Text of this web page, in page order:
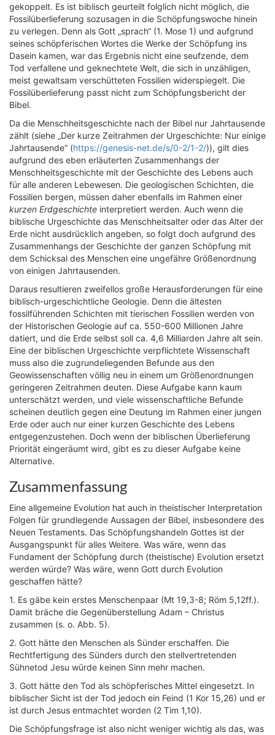
gekoppelt. Es ist biblisch geurteilt folglich nicht möglich, die
Fossilüberlieferung sozusagen in die Schöpfungswoche hinein
zu verlegen. Denn als Gott „sprach“ (1. Mose 1) und aufgrund
seines schöpferischen Wortes die Werke der Schöpfung ins
Dasein kamen, war das Ergebnis nicht eine seufzende, dem
Tod verfallene und geknechtete Welt, die sich in unzähligen,
meist gewaltsam verschütteten Fossilien widerspiegelt. Die
Fossilüberlieferung passt nicht zum Schöpfungsbericht der
Bibel.
Da die Menschheitsgeschichte nach der Bibel nur Jahrtausende
zählt (siehe „Der kurze Zeitrahmen der Urgeschichte: Nur einige
Jahrtausende“ (https://genesis-net.de/s/0-2/1-2/)), gilt dies
aufgrund des eben erläuterten Zusammenhangs der
Menschheitsgeschichte mit der Geschichte des Lebens auch
für alle anderen Lebewesen. Die geologischen Schichten, die
Fossilien bergen, müssen daher ebenfalls im Rahmen einer
kurzen Erdgeschichte interpretiert werden. Auch wenn die
biblische Urgeschichte das Menschheitsalter oder das Alter der
Erde nicht ausdrücklich angeben, so folgt doch aufgrund des
Zusammenhangs der Geschichte der ganzen Schöpfung mit
dem Schicksal des Menschen eine ungefähre Größenordnung
von einigen Jahrtausenden.
Daraus resultieren zweifellos große Herausforderungen für eine
biblisch-urgeschichtliche Geologie. Denn die ältesten
fossilführenden Schichten mit tierischen Fossilien werden von
der Historischen Geologie auf ca. 550-600 Millionen Jahre
datiert, und die Erde selbst soll ca. 4,6 Milliarden Jahre alt sein.
Eine der biblischen Urgeschichte verpflichtete Wissenschaft
muss also die zugrundeliegenden Befunde aus den
Geowissenschaften völlig neu in einem um Größenordnungen
geringeren Zeitrahmen deuten. Diese Aufgabe kann kaum
unterschätzt werden, und viele wissenschaftliche Befunde
scheinen deutlich gegen eine Deutung im Rahmen einer jungen
Erde oder auch nur einer kurzen Geschichte des Lebens
entgegenzustehen. Doch wenn der biblischen Überlieferung
Priorität eingeräumt wird, gibt es zu dieser Aufgabe keine
Alternative.
Zusammenfassung
Eine allgemeine Evolution hat auch in theistischer Interpretation
Folgen für grundlegende Aussagen der Bibel, insbesondere des
Neuen Testaments. Das Schöpfungshandeln Gottes ist der
Ausgangspunkt für alles Weitere. Was wäre, wenn das
Fundament der Schöpfung durch (theistische) Evolution ersetzt
werden würde? Was wäre, wenn Gott durch Evolution
geschaffen hätte?
1. Es gäbe kein erstes Menschenpaar (Mt 19,3-8; Röm 5,12ff.).
Damit bräche die Gegenüberstellung Adam – Christus
zusammen (s. o. Abb. 5).
2. Gott hätte den Menschen als Sünder erschaffen. Die
Rechtfertigung des Sünders durch den stellvertretenden
Sühnetod Jesu würde keinen Sinn mehr machen.
3. Gott hätte den Tod als schöpferisches Mittel eingesetzt. In
biblischer Sicht ist der Tod jedoch ein Feind (1 Kor 15,26) und er
ist durch Jesus entmachtet worden (2 Tim 1,10).
Die Schöpfungsfrage ist also nicht weniger wichtig als das, was